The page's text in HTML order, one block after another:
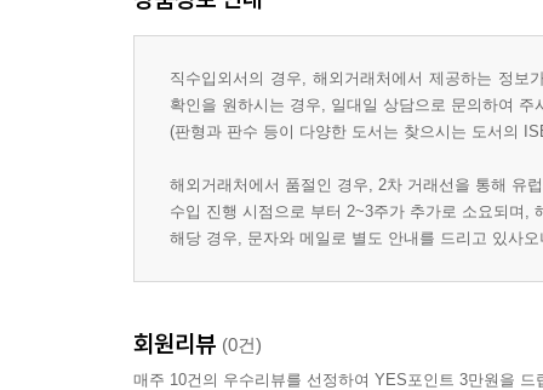
직수입외서의 경우, 해외거래처에서 제공하는 정
확인을 원하시는 경우, 일대일 상담으로 문의하여 주
(판형과 판수 등이 다양한 도서는 찾으시는 도서의
해외거래처에서 품절인 경우, 2차 거래선을 통해 유
수입 진행 시점으로 부터 2~3주가 추가로 소요되며,
해당 경우, 문자와 메일로 별도 안내를 드리고 있사
회원리뷰 (0건)
매주 10건의 우수리뷰를 선정하여 YES포인트 3만원을 드